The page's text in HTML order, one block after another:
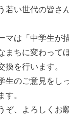
若い世代の皆さ
マは「中学生が
まちに変わって
換を行います。
生のご意見をし
す。
ぞ、よろしくお